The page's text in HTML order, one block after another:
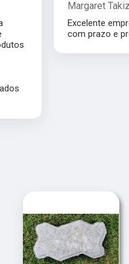
Margaret
Excelente
com prazo e